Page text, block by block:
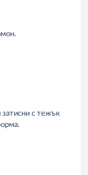
с тежък